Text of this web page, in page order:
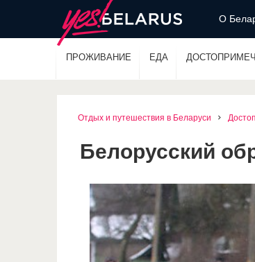
О
ПРОЖИВАНИЕ ЕДА
Отдых и путешествия в Беларуси
Белорусский